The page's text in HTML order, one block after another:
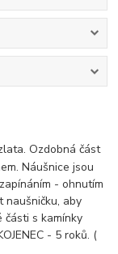
Ozdobná část
Náušnice jsou
- ohnutím
naušničku, aby
části s kamínky
- 5 roků. (